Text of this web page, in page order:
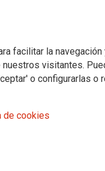
facilitar la navegación
visitantes.
o configurarlas o
de cookies